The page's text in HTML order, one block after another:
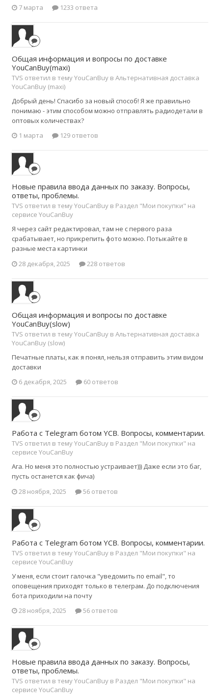
7 марта 1233 ответа
Общая информация и вопросы по доставке
YouCanBuy(maxi)
TVS ответил в тему YouCanBuy в Альтернативная доставка
YouCanBuy (maxi)
Добрый день! Спасибо за новый способ! Я же правильно
понимаю - этим способом можно отправлять радиодетали в
оптовых количествах?
1 марта
129 ответов
Новые правила ввода данных по заказу. Вопросы,
ответы, проблемы.
TVS ответил в тему YouCanBuy в Раздел "Мои покупки" на
сервисе YouCanBuy
Я через сайт редактировал, там не с первого раза
срабатывает, но прикрепить фото можно. Потыкайте в
разные места картинки
28 декабря, 2025
228 ответов
Общая информация и вопросы по доставке
YouCanBuy(slow)
TVS ответил в тему YouCanBuy в Альтернативная доставка
YouCanBuy (slow)
Печатные платы, как я понял, нельзя отправить этим видом
доставки
6 декабря, 2025
60 ответов
Работа с Telegram ботом YCB. Вопросы, комментарии.
TVS ответил в тему YouCanBuy в Раздел "Мои покупки" на
сервисе YouCanBuy
Ага. Но меня это полностью устраивает))) Даже если это баг,
пусть останется как фича)
28 ноября, 2025
56 ответов
Работа с Telegram ботом YCB. Вопросы, комментарии.
TVS ответил в тему YouCanBuy в Раздел "Мои покупки" на
сервисе YouCanBuy
У меня, если стоит галочка "уведомить по email", то
оповещения приходят только в телеграм. До подключения
бота приходили на почту
28 ноября, 2025
56 ответов
Новые правила ввода данных по заказу. Вопросы,
ответы, проблемы.
TVS ответил в тему YouCanBuy в Раздел "Мои покупки" на
сервисе YouCanBuy